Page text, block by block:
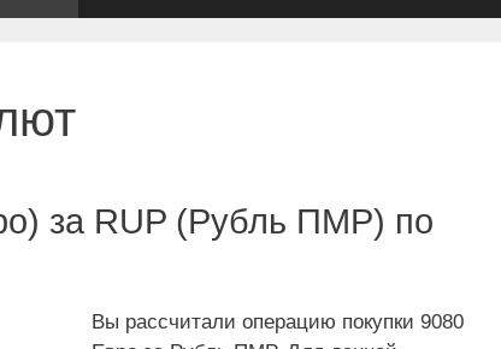
за RUP (Рубль ПМР) по
Вы рассчитали операцию покупки 9080